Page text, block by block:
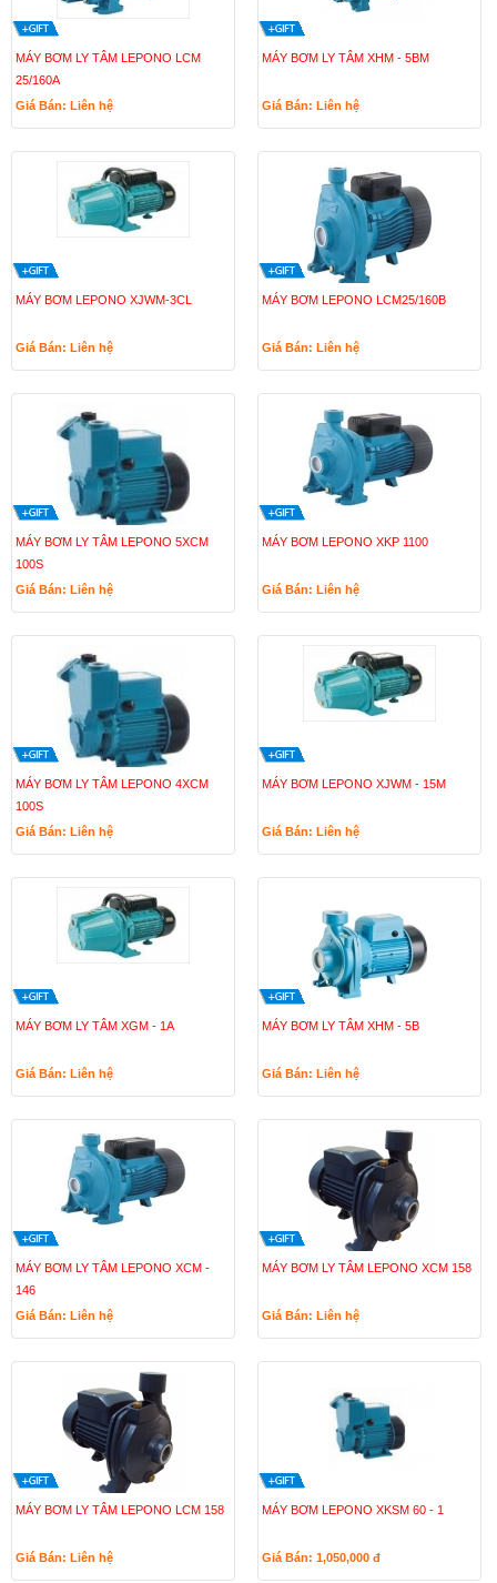
MÁY BƠM LY TÂM LEPONO LCM
25/160A
Giá Bán: Liên hệ
MÁY BƠM LY TÂM XHM - 5BM
Giá Bán: Liên hệ
MÁY BƠM LEPONO XJWM-3CL
Giá Bán: Liên hệ
MÁY BƠM LEPONO LCM25/160B
Giá Bán: Liên hệ
MÁY BƠM LY TÂM LEPONO 5XCM
100S
Giá Bán: Liên hệ
MÁY BƠM LEPONO XKP 1100
Giá Bán: Liên hệ
MÁY BƠM LY TÂM LEPONO 4XCM
100S
Giá Bán: Liên hệ
MÁY BƠM LEPONO XJWM - 15M
Giá Bán: Liên hệ
MÁY BƠM LY TÂM XGM - 1A
Giá Bán: Liên hệ
MÁY BƠM LY TÂM XHM - 5B
Giá Bán: Liên hệ
MÁY BƠM LY TÂM LEPONO XCM -
146
Giá Bán: Liên hệ
MÁY BƠM LY TÂM LEPONO XCM 158
Giá Bán: Liên hệ
MÁY BƠM LY TÂM LEPONO LCM 158
Giá Bán: Liên hệ
MÁY BƠM LEPONO XKSM 60 - 1
Giá Bán: 1,050,000 đ